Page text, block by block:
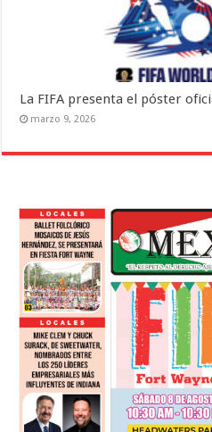
La FIFA presenta el póster
marzo 9, 2026